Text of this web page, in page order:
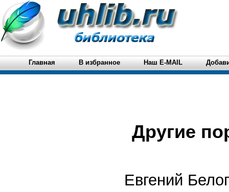
Главная В избранное Наш E-MAIL
Другие
Евгений